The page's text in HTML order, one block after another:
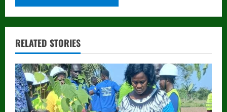
RELATED STORIES